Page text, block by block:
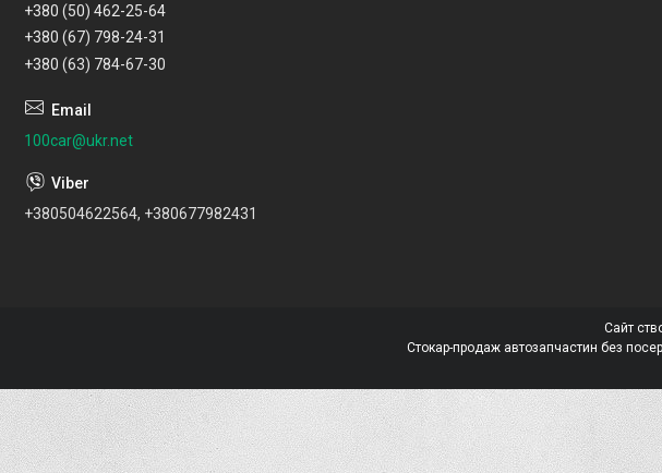
+380 (50) 462-25-64
+380 (67) 798-24-31
+380 (63) 784-67-30
100car@ukr.net
+380504622564, +380677982431
Сайт